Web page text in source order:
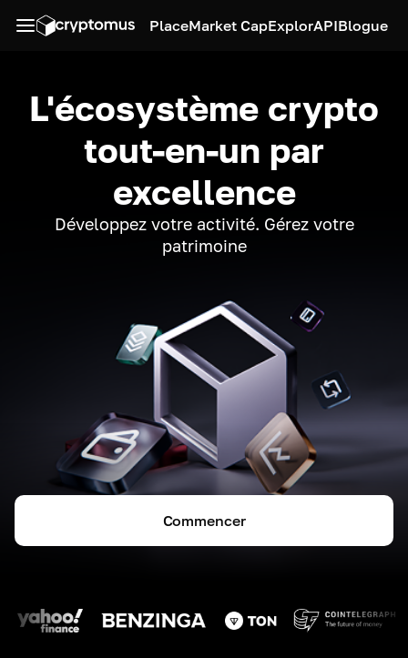
PlaceMarket CapExplorAPIBlogue
L'écosystème crypto
tout-en-un par
excellence
Développez votre activité. Gérez votre
patrimoine
Commencer